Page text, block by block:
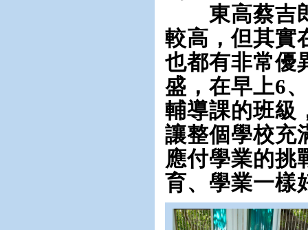
東高蔡吉郎
較高，但其實
也都有非常優
盛，在早上6
輔導課的班級
讓整個學校充
應付學業的挑
育、學業一樣